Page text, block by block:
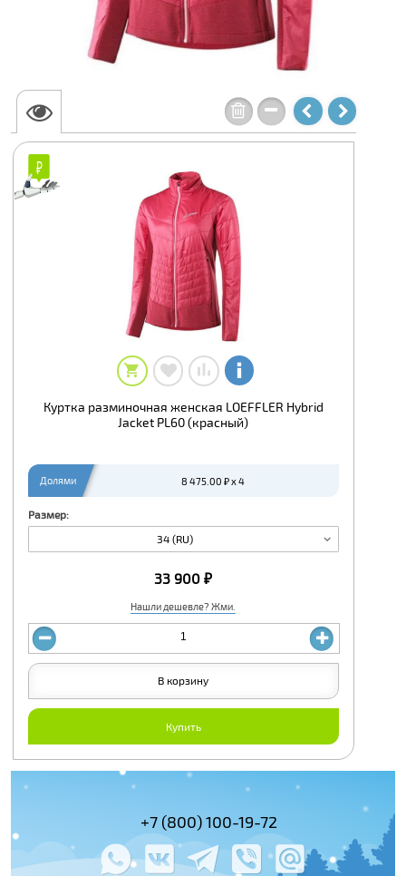
Куртка разминочная женская LOEFFLER Hybrid
Jacket PL60 (красный)
Долями 8 475.00 ₽ x 4
Размер:
34 (RU)
Нашли дешевле? Жми.
33 900 ₽
Купить
В корзину
+7 (495)
+7 (800) 100-19-72